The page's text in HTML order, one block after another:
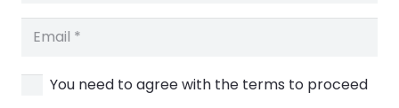
You need to agree with the terms to proceed